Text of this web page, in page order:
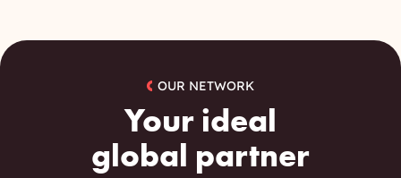
OUR NETWORK
Your ideal
global partner